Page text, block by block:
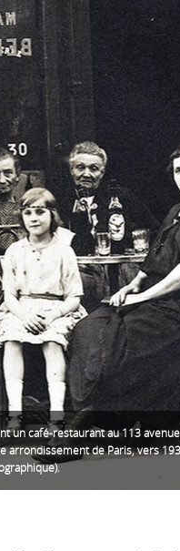
un café-restaurant au 113 avenue
arrondissement de Paris, vers